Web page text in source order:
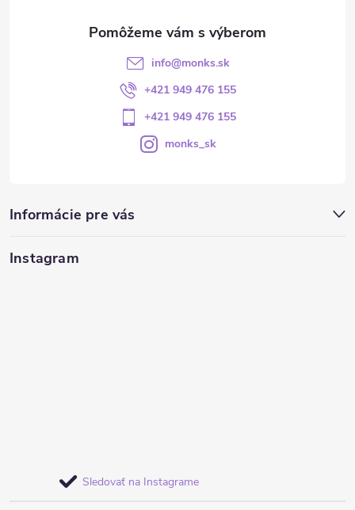
Informácie pre vás
info@monks.sk
+421 949 476 155
+421 949 476 155
monks_sk
Instagram
Sledovať na Instagrame